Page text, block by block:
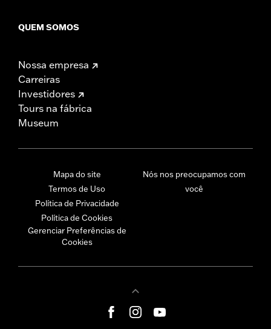
QUEM SOMOS
Nossa empresa
Carreiras
Investidores
Tours na fábrica
Museum
Mapa do site
Termos de Uso
Política de Privacidade
Política de Cookies
Gerenciar Preferências de
Cookies
Nós nos preocupamos com
você